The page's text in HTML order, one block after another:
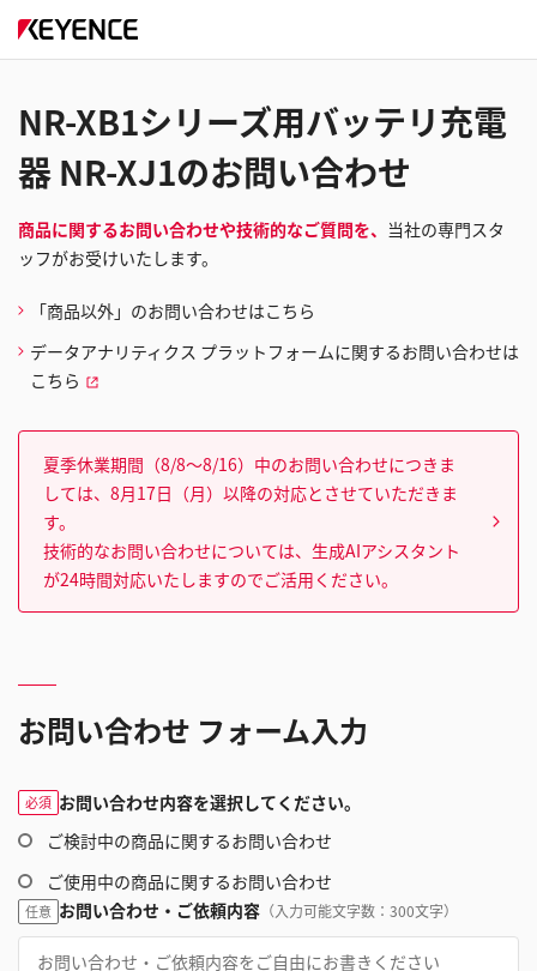
NR-XB1シリーズ用バッテリ充電
器 NR-XJ1のお問い合わせ
商品に関するお問い合わせや技術的なご質問を、 当社の専門スタ
ッフがお受けいたします。
「商品以外」のお問い合わせはこちら
データアナリティクス プラットフォームに関するお問い合わせは
こちら
夏季休業期間（8/8～8/16）中のお問い合わせにつきま
しては、8月17日（月）以降の対応とさせていただきま
す。
技術的なお問い合わせについては、生成AIアシスタント
が24時間対応いたしますのでご活用ください。
お問い合わせ フォーム入力
必須 お問い合わせ内容を選択してください。
ご検討中の商品に関するお問い合わせ
ご使用中の商品に関するお問い合わせ
任意 お問い合わせ・ご依頼内容 （入力可能文字数：300文字）